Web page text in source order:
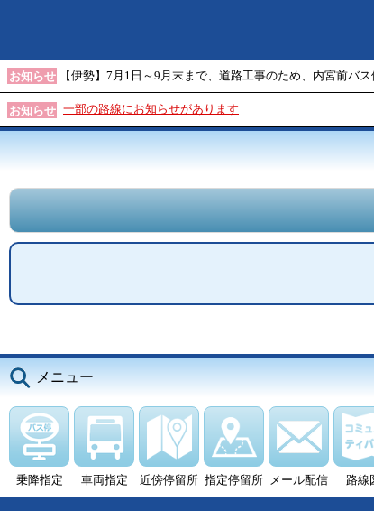
お知らせ 【伊勢】7月1日～9月末まで、道路工事のため、内宮前バス
お知らせ 一部の路線にお知らせがあります
メニュー
乗降指定 車両指定 近傍停留所 指定停留所 メール配信 路線